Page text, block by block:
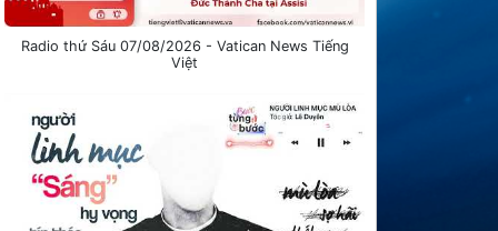
Radio thứ Sáu 07/08/2026 - Vatican News Tiếng
Việt